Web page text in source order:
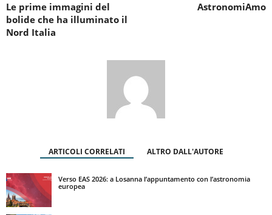
Le prime immagini del
bolide che ha illuminato il
Nord Italia
AstronomiAmo
ARTICOLI CORRELATI ALTRO DALL'AUTORE
Verso EAS 2026: a Losanna l’appuntamento con l’astronomia
europea